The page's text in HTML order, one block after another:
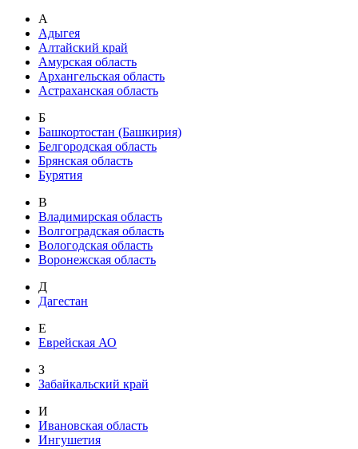
А
Адыгея
Алтайский край
Амурская область
Архангельская область
Астраханская область
Б
Башкортостан (Башкирия)
Белгородская область
Брянская область
Бурятия
В
Владимирская область
Волгоградская область
Вологодская область
Воронежская область
Д
Дагестан
Е
Еврейская АО
З
Забайкальский край
И
Ивановская область
Ингушетия